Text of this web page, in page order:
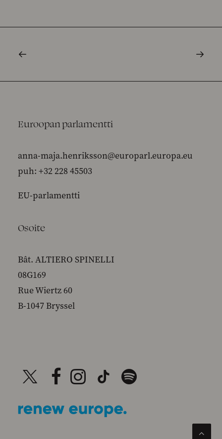
Euroopan parlamentti
anna-maja.henriksson@europarl.europa.eu
puh: +32 228 45503
EU-parlamentti
Osoite
Bât. ALTIERO SPINELLI
08G169
Rue Wiertz 60
B-1047 Bryssel